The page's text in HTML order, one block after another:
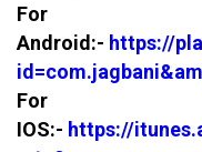
For
Android:- https://
For
IOS:- https://